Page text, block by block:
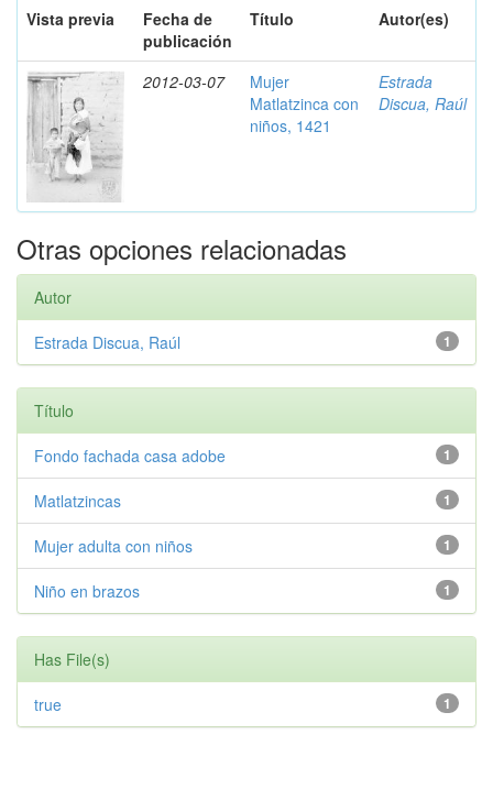
Vista previa
Fecha de
publicación
Título Autor(es)
2012-03-07
Mujer
Matlatzinca con
niños, 1421
Estrada
Discua, Raúl
Otras opciones relacionadas
Autor
1
Estrada Discua, Raúl
Título
1
Fondo fachada casa adobe
1
Matlatzincas
1
Mujer adulta con niños
1
Niño en brazos
Has File(s)
1
true